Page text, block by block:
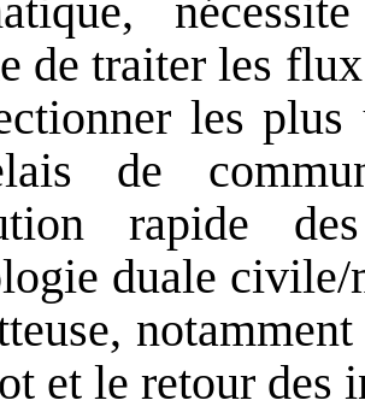
de traiter les
les
de
rapide
duale
et le retour des